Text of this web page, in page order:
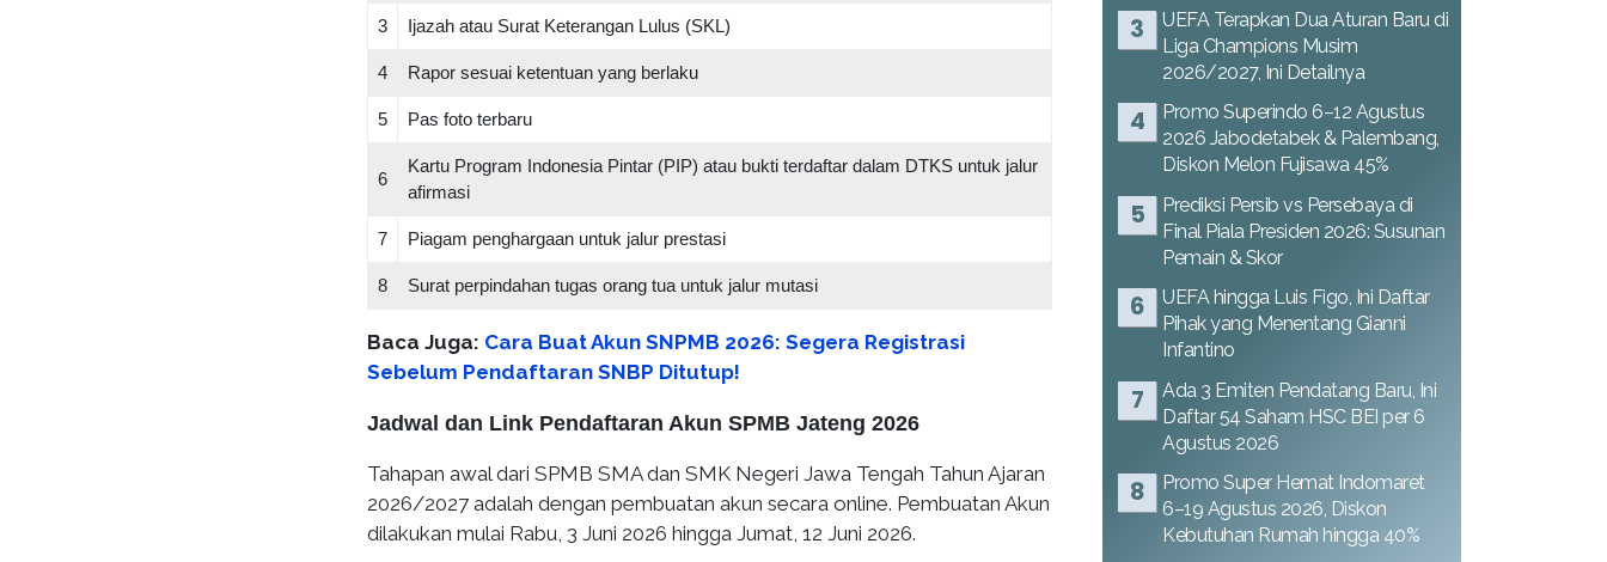
3 Ijazah atau Surat Keterangan Lulus (SKL)
4 Rapor sesuai ketentuan yang berlaku
5 Pas foto terbaru
6
Kartu Program Indonesia Pintar (PIP) atau bukti terdaftar dalam DTKS untuk jalur
afirmasi
7 Piagam penghargaan untuk jalur prestasi
8 Surat perpindahan tugas orang tua untuk jalur mutasi
Baca Juga: Cara Buat Akun SNPMB 2026: Segera Registrasi
Sebelum Pendaftaran SNBP Ditutup!
Jadwal dan Link Pendaftaran Akun SPMB Jateng 2026
Tahapan awal dari SPMB SMA dan SMK Negeri Jawa Tengah Tahun Ajaran
2026/2027 adalah dengan pembuatan akun secara online. Pembuatan Akun
dilakukan mulai Rabu, 3 Juni 2026 hingga Jumat, 12 Juni 2026.
UEFA Terapkan Dua Aturan Baru di
Liga Champions Musim
2026/2027, Ini Detailnya
Promo Superindo 6–12 Agustus
2026 Jabodetabek & Palembang,
Diskon Melon Fujisawa 45%
Prediksi Persib vs Persebaya di
Final Piala Presiden 2026: Susunan
Pemain & Skor
UEFA hingga Luis Figo, Ini Daftar
Pihak yang Menentang Gianni
Infantino
Ada 3 Emiten Pendatang Baru, Ini
Daftar 54 Saham HSC BEI per 6
Agustus 2026
Promo Super Hemat Indomaret
6–19 Agustus 2026, Diskon
Kebutuhan Rumah hingga 40%